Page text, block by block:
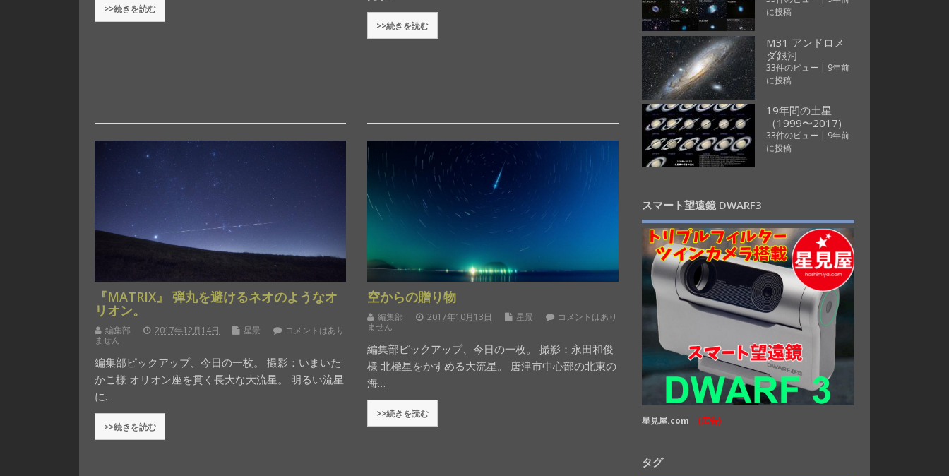
>>続きを読む
>>続きを読む
『MATRIX』 弾丸を避けるネオのようなオ
リオン。
編集部 2017年12月14日 星景
コメントはあり
ません
編集部ピックアップ、今日の一枚。 撮影：いまいた
かこ様 オリオン座を貫く長大な大流星。 明るい流星
に…
>>続きを読む
空からの贈り物
編集部 2017年10月13日 星景
コメントはあり
ません
編集部ピックアップ、今日の一枚。 撮影：永田和俊
様 北極星をかすめる大流星。 唐津市中心部の北東の
海…
>>続きを読む
に投稿
M31 アンドロメ
ダ銀河
33件のビュー | 9年前
に投稿
19年間の土星
（1999〜2017)
33件のビュー | 9年前
に投稿
スマート望遠鏡 DWARF3
星見屋.com (広告)
タグ